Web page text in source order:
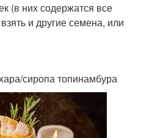
(в них содержатся все
и другие семена, или
сиропа топинамбура